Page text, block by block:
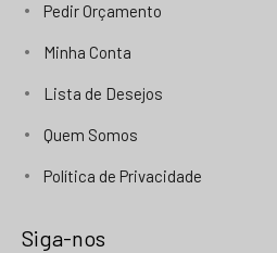
Pedir Orçamento
Minha Conta
Lista de Desejos
Quem Somos
Política de Privacidade
Siga-nos